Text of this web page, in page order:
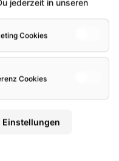
jederzeit in unseren
Cookies
Cookies
Einstellungen